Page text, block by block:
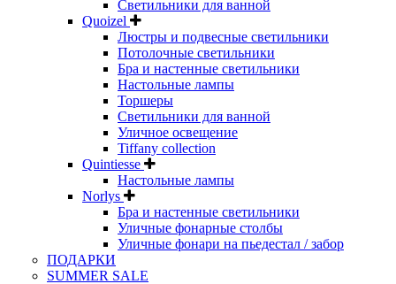
Светильники для ванной
Quoizel
Люстры и подвесные светильники
Потолочные светильники
Бра и настенные светильники
Настольные лампы
Торшеры
Светильники для ванной
Уличное освещение
Tiffany collection
Quintiesse
Настольные лампы
Norlys
Бра и настенные светильники
Уличные фонарные столбы
Уличные фонари на пьедестал / забор
ПОДАРКИ
SUMMER SALE